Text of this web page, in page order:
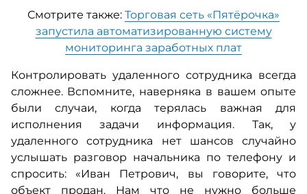
Смотрите также: Торговая сеть «Пятёрочка»
запустила автоматизированную систему
мониторинга заработных плат
Контролировать удаленного сотрудника всегда
сложнее. Вспомните, наверняка в вашем опыте
были случаи, когда терялась важная для
исполнения задачи информация. Так, у
удаленного сотрудника нет шансов случайно
услышать разговор начальника по телефону и
спросить: «Иван Петрович, вы говорите, что
объект продан. Нам что не нужно больше